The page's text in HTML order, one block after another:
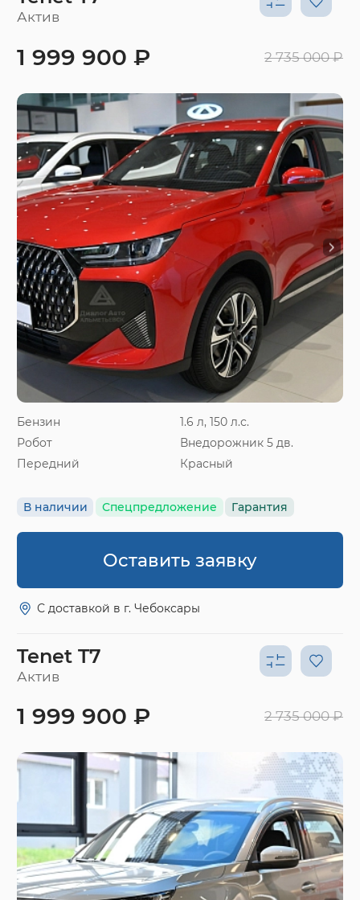
Актив
Бензин
1.6 л, 150 л.с.
Робот
Внедорожник 5 дв.
Передний
Красный
В наличии Спецпредложение Гарантия
1 999 900 ₽ 2 735 000 ₽
Оставить заявку
С доставкой в г. Чебоксары
Tenet T7
Актив
1 999 900 ₽ 2 735 000 ₽